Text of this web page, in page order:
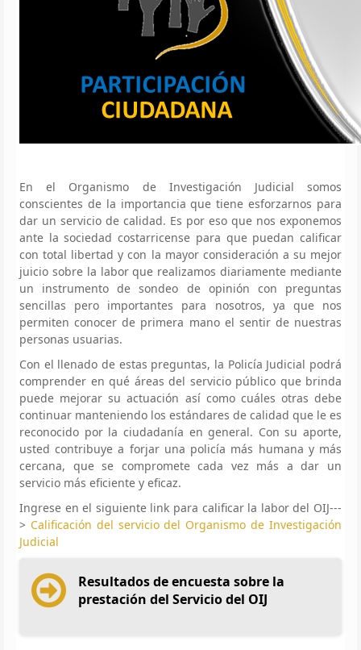
En el Organismo de Investigación Judicial somos
conscientes de la importancia que tiene esforzarnos para
dar un servicio de calidad. Es por eso que nos exponemos
ante la sociedad costarricense para que puedan calificar
con total libertad y con la mayor consideración a su mejor
juicio sobre la labor que realizamos diariamente mediante
un instrumento de sondeo de opinión con preguntas
sencillas pero importantes para nosotros, ya que nos
permiten conocer de primera mano el sentir de nuestras
personas usuarias.
Con el llenado de estas preguntas, la Policía Judicial podrá
comprender en qué áreas del servicio público que brinda
puede mejorar su actuación así como cuáles otras debe
continuar manteniendo los estándares de calidad que le es
reconocido por la ciudadanía en general. Con su aporte,
usted contribuye a forjar una policía más humana y más
cercana, que se compromete cada vez más a dar un
servicio más eficiente y eficaz.
Ingrese en el siguiente link para calificar la labor del OIJ---
> Calificación del servicio del Organismo de Investigación
Judicial
Resultados de encuesta sobre la
prestación del Servicio del OIJ